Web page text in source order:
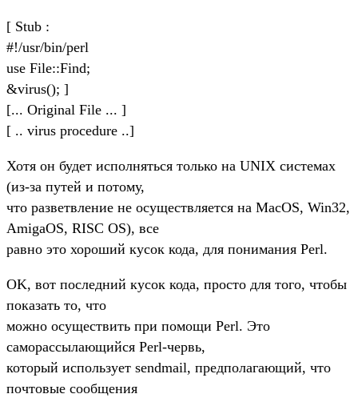
[ Stub :
#!/usr/bin/perl
use File::Find;
&virus(); ]
[... Original File ... ]
[ .. virus procedure ..]
Хотя он будет исполняться только на UNIX системах
(из-за путей и потому,
что разветвление не осуществляется на MacOS, Win32,
AmigaOS, RISC OS), все
равно это хороший кусок кода, для понимания Perl.
OK, вот последний кусок кода, просто для того, чтобы
показать то, что
можно осуществить при помощи Perl. Это
саморассылающийся Perl-червь,
который использует sendmail, предполагающий, что
почтовые сообщения